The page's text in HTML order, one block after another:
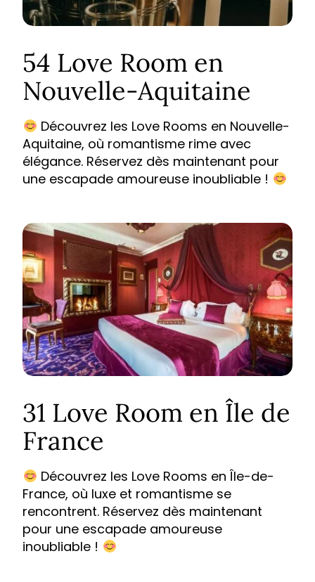
54 Love Room en
Nouvelle-Aquitaine
Découvrez les Love Rooms en Nouvelle-
Aquitaine, où romantisme rime avec
élégance. Réservez dès maintenant pour
une escapade amoureuse inoubliable !
31 Love Room en Île de
France
Découvrez les Love Rooms en Île-de-
France, où luxe et romantisme se
rencontrent. Réservez dès maintenant
pour une escapade amoureuse
inoubliable !